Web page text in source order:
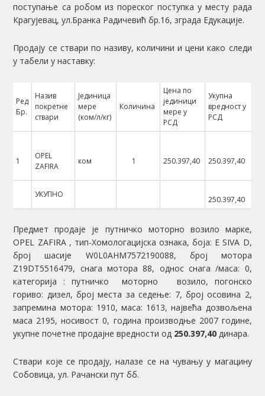
поступање са робом из пореског поступка у месту рада
Крагујевац, ул.Бранка Радичевић бр.16, зграда Едукације.
Продају се ствари по називу, количини и цени како следи
у табели у наставку:
Ред
Бр.
Назив
покретне
ствари
Јединица
мере
(ком/л/кг)
Количина
Цена по
јединици
мере у
РСД
Укупна
вредност у
РСД
1
OPEL
ZAFIRA
ком 1 250.397,40 250.397,40
УКУПНО
250.397,40
Предмет продаје је путничко моторно возило марке,
OPEL ZAFIRA , тип-Хомологацијска ознака, боја: Е SIVA D,
број шасије W0L0AHM7572190088, број мотора
Z19DT5516479, снага мотора 88, однос снага /маса: 0,
категорија : путничко моторно возило, погонско
гориво: дизел, број места за седење: 7, број осовина 2,
запремина мотора: 1910, маса: 1613, највећа дозвољена
маса 2195, носивост 0, година производње 2007 године,
укупне почетне продајне вредности од 250.397,40 динара.
Ствари које се продају, налазе се на чувању у магацину
Собовица, ул. Рачански пут бб.